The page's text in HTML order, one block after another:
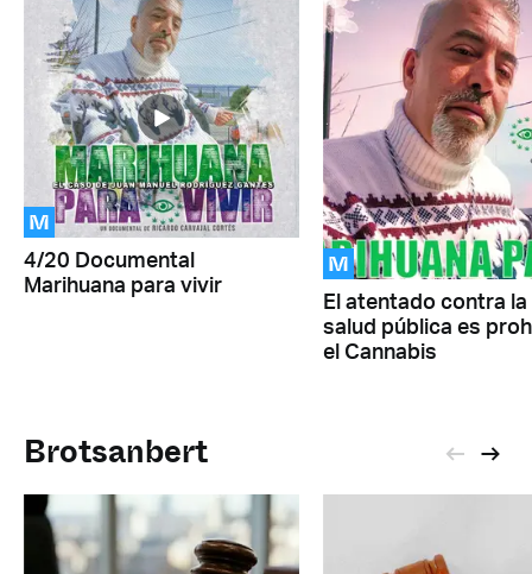
M
4/20 Documental
Marihuana para vivir
M
El atentado contra la
salud pública es
el Cannabis
Brotsanbert